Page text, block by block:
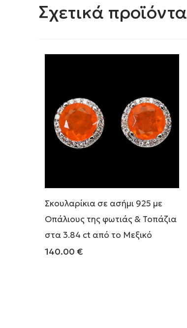
Σχετικά προϊόντα
Σκουλαρίκια σε ασήμι 925 με
Οπάλιους της φωτιάς & Τοπάζια
στα 3.84 ct από το Μεξικό
140.00 €